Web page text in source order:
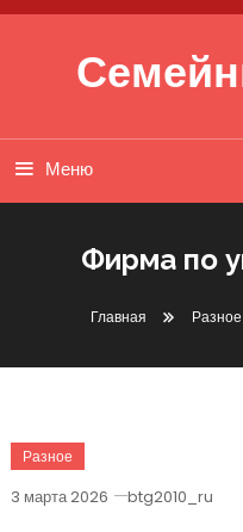
Перейти к содержимому
Меню
Фирма по
Главная Разное
Разное
3 марта 2026 btg2010_ru